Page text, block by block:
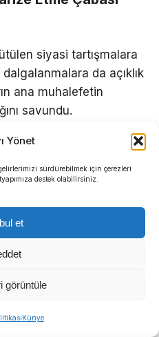
Yönet
sürdürebilmek için çerezleri
destek olabilirsiniz.
et
görüntüle
Künye
siyasi tartışmalara
da açıklık
ana muhalefetin
savundu.
stratejik bir hamle
“Dolayısıyla YENİ
dağıtarak CHP’den bu
dağıtan ve
hareket aslında
almaya çalışıyor”
Gündem